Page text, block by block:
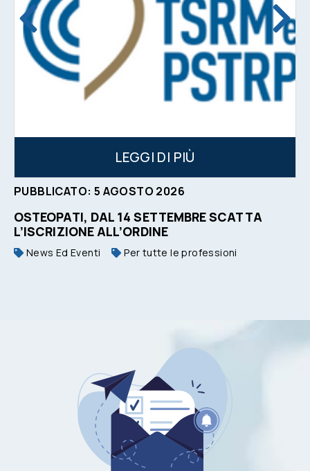
LEGGI DI PIÙ
PUBBLICATO: 5 AGOSTO 2026
OSTEOPATI, DAL 14 SETTEMBRE SCATTA
L’ISCRIZIONE ALL’ORDINE
News Ed Eventi Per tutte le professioni